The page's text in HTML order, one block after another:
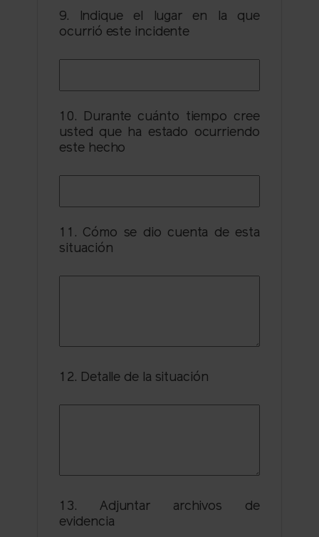
9. Indique el lugar en la que
ocurrió este incidente
10. Durante cuánto tiempo cree
usted que ha estado ocurriendo
este hecho
11. Cómo se dio cuenta de esta
situación
12. Detalle de la situación
13. Adjuntar archivos de
evidencia